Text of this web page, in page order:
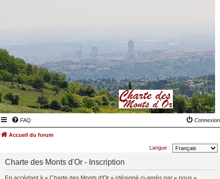
FAQ Connexion
Accueil du forum
Langue :
Charte des Monts d'Or - Inscription